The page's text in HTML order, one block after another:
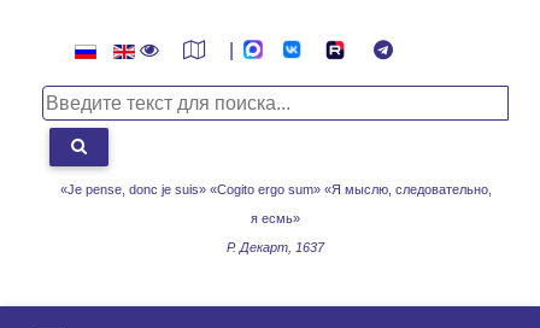
«Je pense, donc je suis» «Cogito ergo sum» «Я мыслю, следовательно,
я есмь»
Р. Декарт, 1637